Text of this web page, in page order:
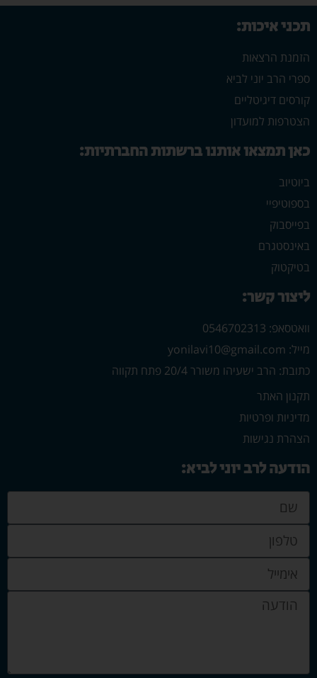
תכני איכות:
הזמנת הרצאות
ספרי הרב יוני לביא
קורסים דיגיטליים
הצטרפות למועדון
כאן תמצאו אותנו ברשתות החברתיות:
ביוטיוב
בספוטיפיי
בפייסבוק
באינסטגרם
בטיקטוק
ליצור קשר:
וואטסאפ: 0546702313
מייל: yonilavi10@gmail.com
כתובת: הרב ישעיהו משורר 20/4 פתח תקווה
תקנון האתר
מדיניות ופרטיות
הצהרת נגישות
הודעה לרב יוני לביא: